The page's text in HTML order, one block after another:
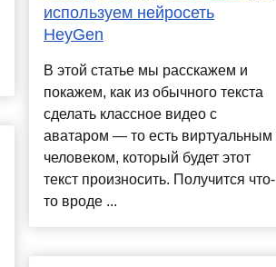
используем нейросеть
HeyGen
В этой статье мы расскажем и
покажем, как из обычного текста
сделать классное видео с
аватаром — то есть виртуальным
человеком, который будет этот
текст произносить. Получится что-
то вроде ...